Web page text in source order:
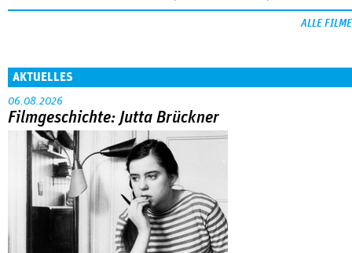
ALLE FILME
AKTUELLES
06.08.2026
Filmgeschichte: Jutta Brückner